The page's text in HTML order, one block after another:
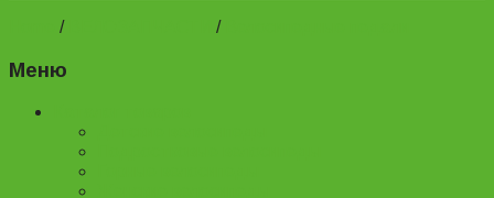
/ /
Меню